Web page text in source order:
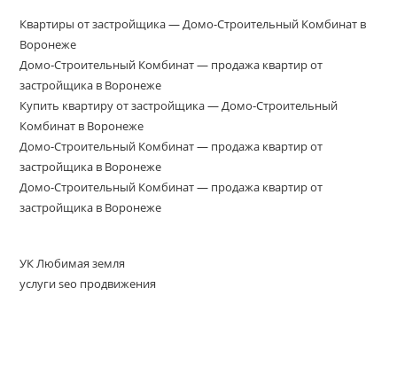
Квартиры от застройщика — Домо-Строительный Комбинат в
Воронеже
Домо‑Строительный Комбинат — продажа квартир от
застройщика в Воронеже
Купить квартиру от застройщика — Домо‑Строительный
Комбинат в Воронеже
Домо-Строительный Комбинат — продажа квартир от
застройщика в Воронеже
Домо-Строительный Комбинат — продажа квартир от
застройщика в Воронеже
УК Любимая земля
услуги seo продвижения